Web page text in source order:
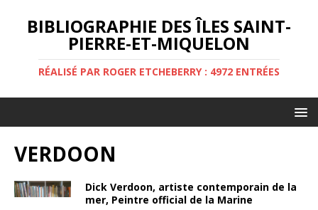
BIBLIOGRAPHIE DES ÎLES SAINT-
PIERRE-ET-MIQUELON
RÉALISÉ PAR ROGER ETCHEBERRY : 4972 ENTRÉES
VERDOON
Dick Verdoon, artiste contemporain de la
mer, Peintre official de la Marine